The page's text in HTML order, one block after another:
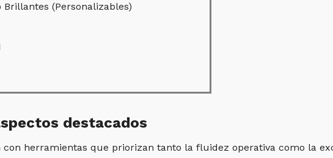
Brillantes (Personalizables)
destacados
con herramientas que priorizan tanto la fluidez operativa como la